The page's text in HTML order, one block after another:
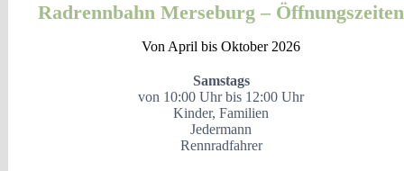
Radrennbahn Merseburg – Öffnungszeiten
Von April bis Oktober 2026
Samstags
von 10:00 Uhr bis 12:00 Uhr
Kinder, Familien
Jedermann
Rennradfahrer